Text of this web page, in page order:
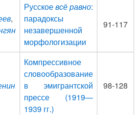
,
Русскоевсё равно:
парадоксы
незавершенной
морфологизации
91-117
Компрессивное
словообразование
в эмигрантской
прессе (1919—
1939 гг.)
98-128